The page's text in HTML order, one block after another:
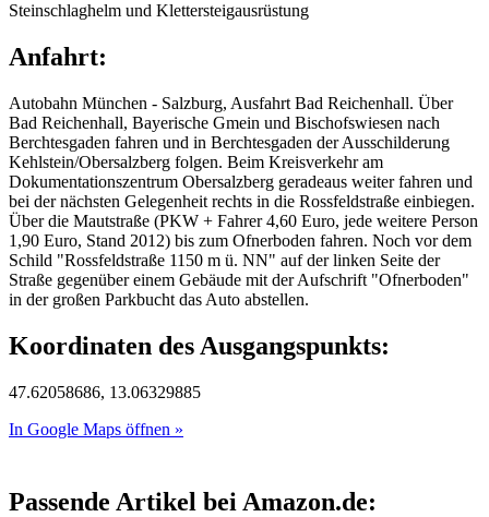
Steinschlaghelm und Klettersteigausrüstung
Anfahrt:
Autobahn München - Salzburg, Ausfahrt Bad Reichenhall. Über
Bad Reichenhall, Bayerische Gmein und Bischofswiesen nach
Berchtesgaden fahren und in Berchtesgaden der Ausschilderung
Kehlstein/Obersalzberg folgen. Beim Kreisverkehr am
Dokumentationszentrum Obersalzberg geradeaus weiter fahren und
bei der nächsten Gelegenheit rechts in die Rossfeldstraße einbiegen.
Über die Mautstraße (PKW + Fahrer 4,60 Euro, jede weitere Person
1,90 Euro, Stand 2012) bis zum Ofnerboden fahren. Noch vor dem
Schild "Rossfeldstraße 1150 m ü. NN" auf der linken Seite der
Straße gegenüber einem Gebäude mit der Aufschrift "Ofnerboden"
in der großen Parkbucht das Auto abstellen.
Koordinaten des Ausgangspunkts:
47.62058686, 13.06329885
In Google Maps öffnen »
Passende Artikel bei Amazon.de: